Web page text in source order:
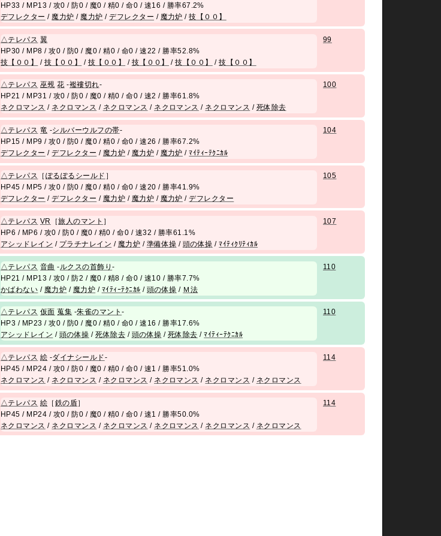
HP33 / MP13 / 攻0 / 防0 / 魔0 / 精0 / 命0 / 速16 / 勝率67.2%
デフレクター / 魔力炉 / 魔力炉 /デフレクター / 魔力炉 /技【００】
△テレパス 翼
HP30 / MP8 / 攻0 / 防0 / 魔0 / 精0 / 命0 / 速22 / 勝率52.8%
技【００】
/ 技【００】 / 技【００】 / 技【００】 /技【００】 /技【００】
99
△テレパス 巫覡 花 -襤褸切れ-
HP21 / MP31 / 攻0 / 防0 / 魔0 / 精0 / 命0 / 速2 / 勝率61.8%
ネクロマンス / ネクロマンス / ネクロマンス / ネクロマンス / ネクロマンス / 死体除去
100
△テレパス 竜 -シルバーウルフの帯-
HP15 / MP9 / 攻0 / 防0 / 魔0 / 精0 / 命0 / 速26 / 勝率67.2%
デフレクター /デフレクター / 魔力炉 / 魔力炉 / 魔力炉 /ﾏｲﾃｨｰﾃｸﾆｶﾙ
104
△テレパス ［ ぽるぽるシールド ］
HP45 / MP5 / 攻0 / 防0 / 魔0 / 精0 / 命0 / 速20 / 勝率41.9%
デフレクター /デフレクター / 魔力炉 / 魔力炉 / 魔力炉 /デフレクター
105
△テレパス VR ［旅人のマント ］
HP6 / MP6 / 攻0 / 防0 / 魔0 / 精0 / 命0 / 速32 / 勝率61.1%
アシッドレイン / プラチナレイン / 魔力炉 / 準備体操 / 頭の体操 /ﾏｲﾃｨｸﾘﾃｨｶﾙ
107
△テレパス 音曲 - ルクスの首飾り-
HP21 / MP13 / 攻0 / 防2 / 魔0 / 精8 / 命0 / 速10 / 勝率7.7%
かばわない / 魔力炉 / 魔力炉 / ﾏｲﾃｨｰﾃｸﾆｶﾙ / 頭の体操 / Ｍ法
110
△テレパス 仮面 蒐集 -朱雀のマント-
HP3 / MP23 / 攻0 / 防0 / 魔0 / 精0 / 命0 / 速16 / 勝率17.6%
アシッドレイン / 頭の体操 /死体除去 / 頭の体操 / 死体除去 /ﾏｲﾃｨｰﾃｸﾆｶﾙ
110
△テレパス 絵 -ダイナシールド-
HP45 / MP24 / 攻0 / 防0 / 魔0 / 精0 / 命0 / 速1 / 勝率51.0%
ネクロマンス / ネクロマンス / ネクロマンス / ネクロマンス / ネクロマンス / ネクロマンス
114
△テレパス 絵 ［ 鉄の盾］
HP45 / MP24 / 攻0 / 防0 / 魔0 / 精0 / 命0 / 速1 / 勝率50.0%
ネクロマンス / ネクロマンス / ネクロマンス / ネクロマンス / ネクロマンス / ネクロマンス
114